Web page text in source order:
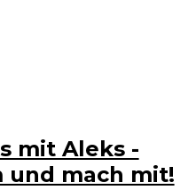
mit Aleks -
und mach mit!